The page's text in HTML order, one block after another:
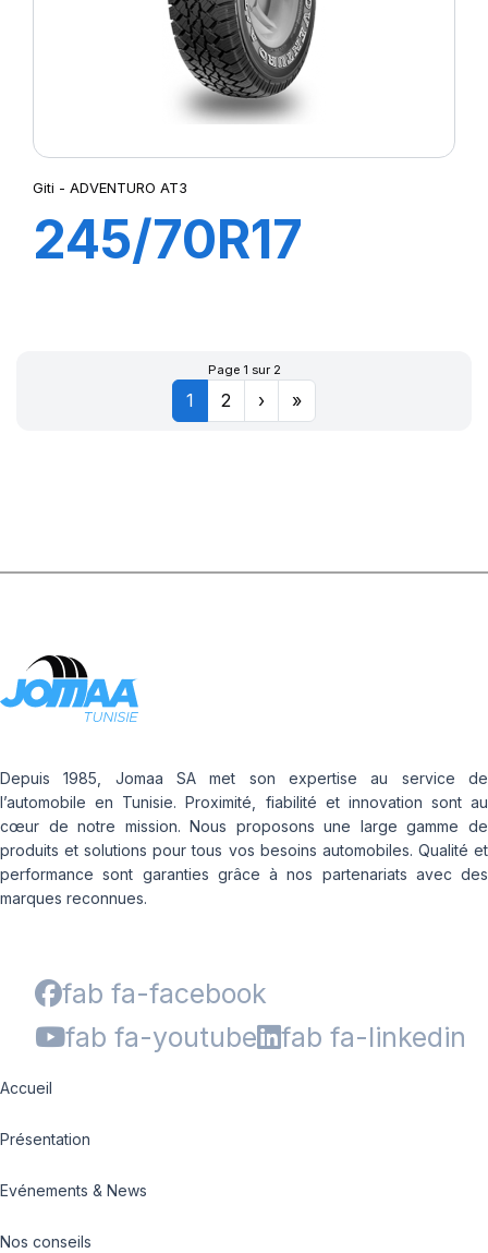
Giti - ADVENTURO AT3
245/70R17
ADVENTURO
AT3 OWL
Page 1 sur 2
1 2 › »
Depuis 1985, Jomaa SA met son expertise au service de
l’automobile en Tunisie. Proximité, fiabilité et innovation sont au
cœur de notre mission. Nous proposons une large gamme de
produits et solutions pour tous vos besoins automobiles. Qualité et
performance sont garanties grâce à nos partenariats avec des
marques reconnues.
fab fa-facebook
fab fa-youtube
fab fa-linkedin
Accueil
Présentation
Evénements & News
Nos conseils